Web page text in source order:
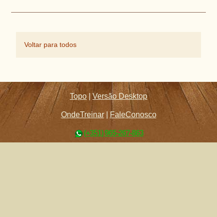
Voltar para todos
Topo |Versão Desktop
OndeTreinar| FaleConosco
(+351) 965-267-863